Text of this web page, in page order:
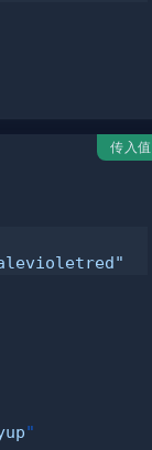
传入值
"